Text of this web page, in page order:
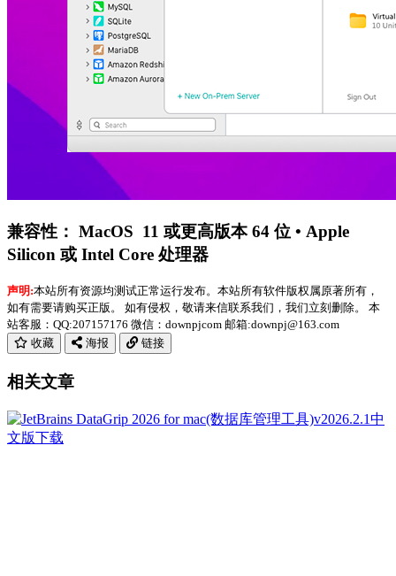
兼容性： MacOS 11 或更高版本 64 位 • Apple
Silicon 或 Intel Core 处理器
声明:本站所有资源均测试正常运行发布。本站所有软件版权属原著所有，
如有需要请购买正版。 如有侵权，敬请来信联系我们，我们立刻删除。 本
站客服：QQ:207157176 微信：downpjcom 邮箱:downpj@163.com
收藏
海报 链接
相关文章